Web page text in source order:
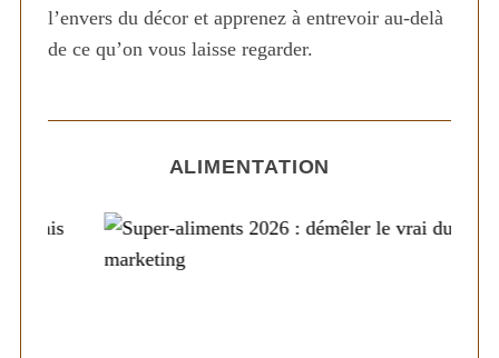
l’envers du décor et apprenez à entrevoir au-delà
de ce qu’on vous laisse regarder.
ALIMENTATION
r